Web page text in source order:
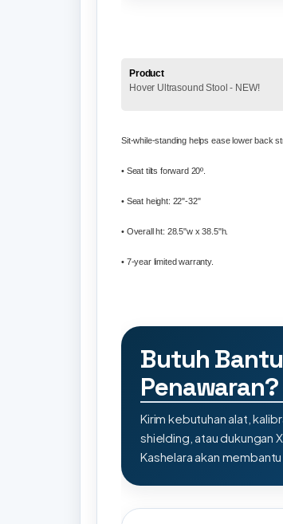
Product
Hover Ultrasound Stool - NEW!
Sit-while-standing helps ease lower back
• Seat tilts forward 20º.
• Seat height: 22"-32"
• Overall ht: 28.5"w x 38.5"h.
• 7-year limited warranty.
Butuh
Penawaran?
Kirim kebutuhan alat,
shielding, atau dukungan
Kashelara akan